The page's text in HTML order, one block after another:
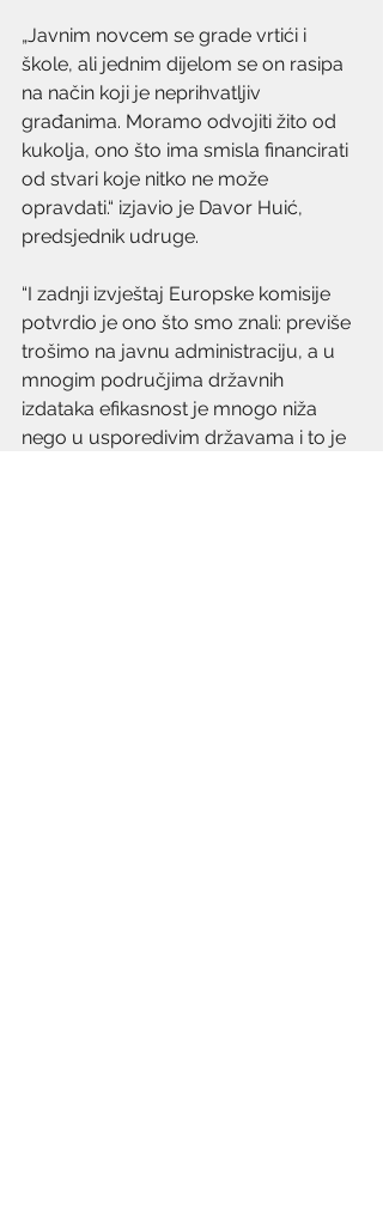
„Javnim novcem se grade vrtići i
škole, ali jednim dijelom se on rasipa
na način koji je neprihvatljiv
građanima. Moramo odvojiti žito od
kukolja, ono što ima smisla financirati
od stvari koje nitko ne može
opravdati.“ izjavio je Davor Huić,
predsjednik udruge.
“I zadnji izvještaj Europske komisije
potvrdio je ono što smo znali: previše
trošimo na javnu administraciju, a u
mnogim područjima državnih
izdataka efikasnost je mnogo niža
nego u usporedivim državama i to je